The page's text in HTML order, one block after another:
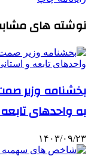
نوشته های
بخشنامه وزیر
به واحدهای
۱۴۰۳/۰۹/۲۳